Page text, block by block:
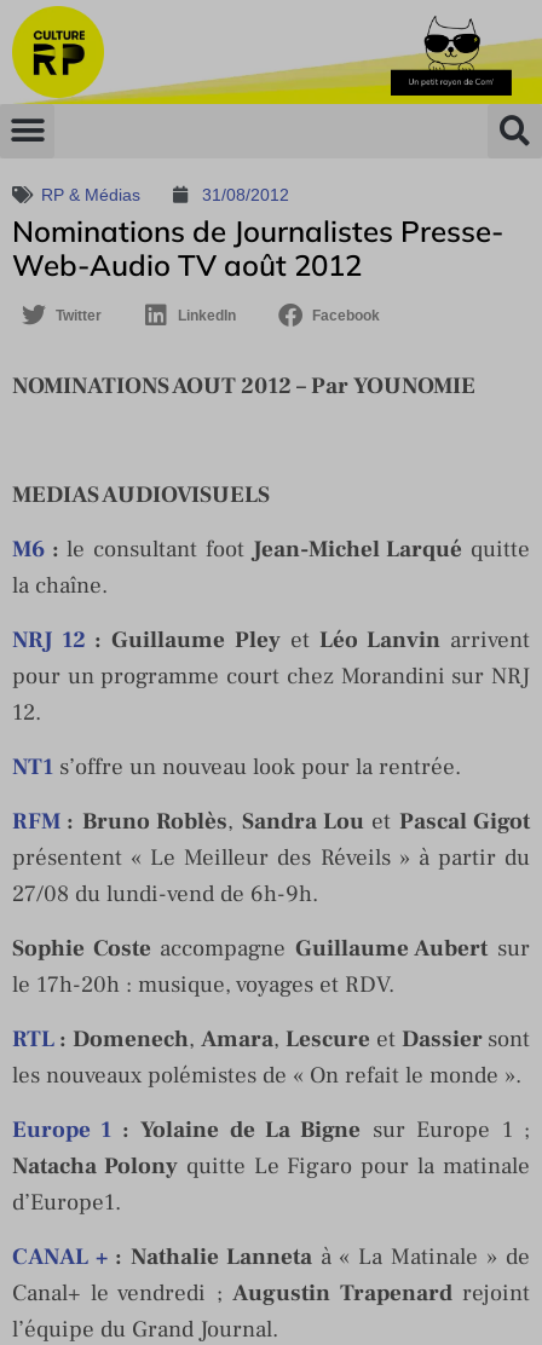
RP & Médias 31/08/2012
Nominations de Journalistes Presse-
Web-Audio TV août 2012
Twitter LinkedIn Facebook
NOMINATIONS AOUT 2012 – Par YOUNOMIE
MEDIAS AUDIOVISUELS
M6 : le consultant foot Jean-Michel Larqué quitte
la chaîne.
NRJ 12 : Guillaume Pleyet Léo Lanvinarrivent
pour un programme court chez Morandini sur NRJ
12.
NT1 s’offre un nouveau look pour la rentrée.
RFM : Bruno Roblès, Sandra Lou et Pascal Gigot
présentent « Le Meilleur des Réveils » à partir du
27/08 du lundi-vend de 6h-9h.
Sophie Coste accompagne Guillaume Aubertsur
le 17h-20h : musique, voyages et RDV.
RTL : Domenech, Amara, Lescure et Dassier sont
les nouveaux polémistes de « On refait le monde ».
Europe 1 : Yolaine de La Bigne sur Europe 1 ;
Natacha Polonyquitte Le Figaro pour la matinale
d’Europe1.
CANAL + : Nathalie Lannetaà « La Matinale » de
Canal+ le vendredi ; Augustin Trapenardrejoint
l’équipe du Grand Journal.